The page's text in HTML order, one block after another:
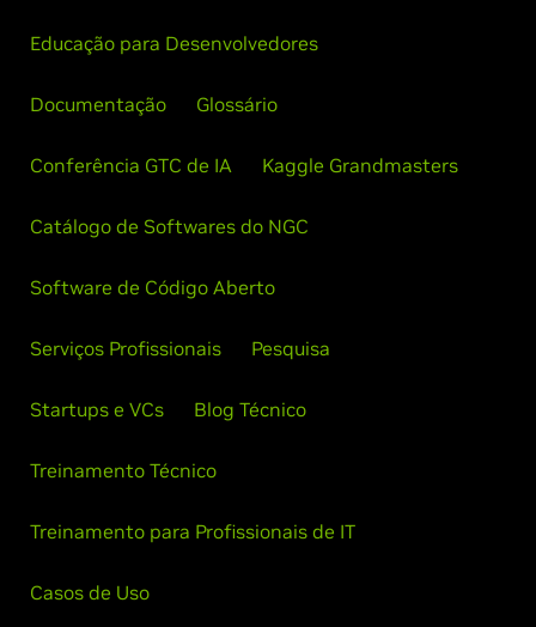
Educação para Desenvolvedores
Documentação Glossário
Conferência GTC de IA Kaggle Grandmasters
Catálogo de Softwares do NGC
Software de Código Aberto
Serviços Profissionais Pesquisa
Startups e VCs Blog Técnico
Treinamento Técnico
Treinamento para Profissionais de IT
Casos de Uso